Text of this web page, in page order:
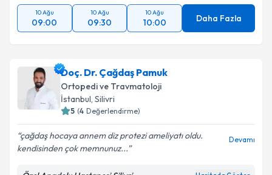
Kişisel verilerimin işlenmesine ilişkinAydınlatma
'ni okudum ve kişisel verilerimin belirtilen
kapsamda işlenmesini kabul ediyorum.
Takvim Talebini Gönder
10 Ağu
09:00
10 Ağu
09:30
10 Ağu
10:00 Daha Fazla
Doç. Dr. Çağdaş Pamuk
Ortopedi ve Travmatoloji
İstanbul, Silivri
5 (4 Değerlendirme)
çağdaş hocaya annem diz protezi ameliyatı oldu.
kendisinden çok memnunuz...
Devamı